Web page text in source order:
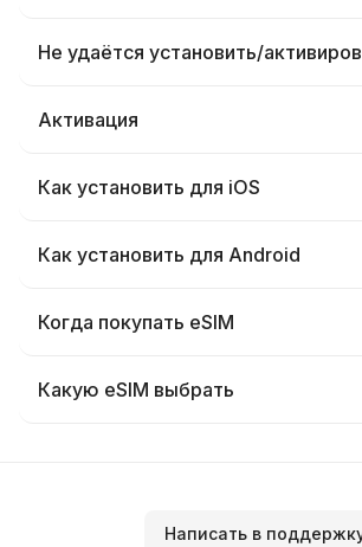
Не удаётся установить/
Активация
Как установить для iOS
Как установить для Android
Когда покупать eSIM
Какую eSIM выбрать
Написать в